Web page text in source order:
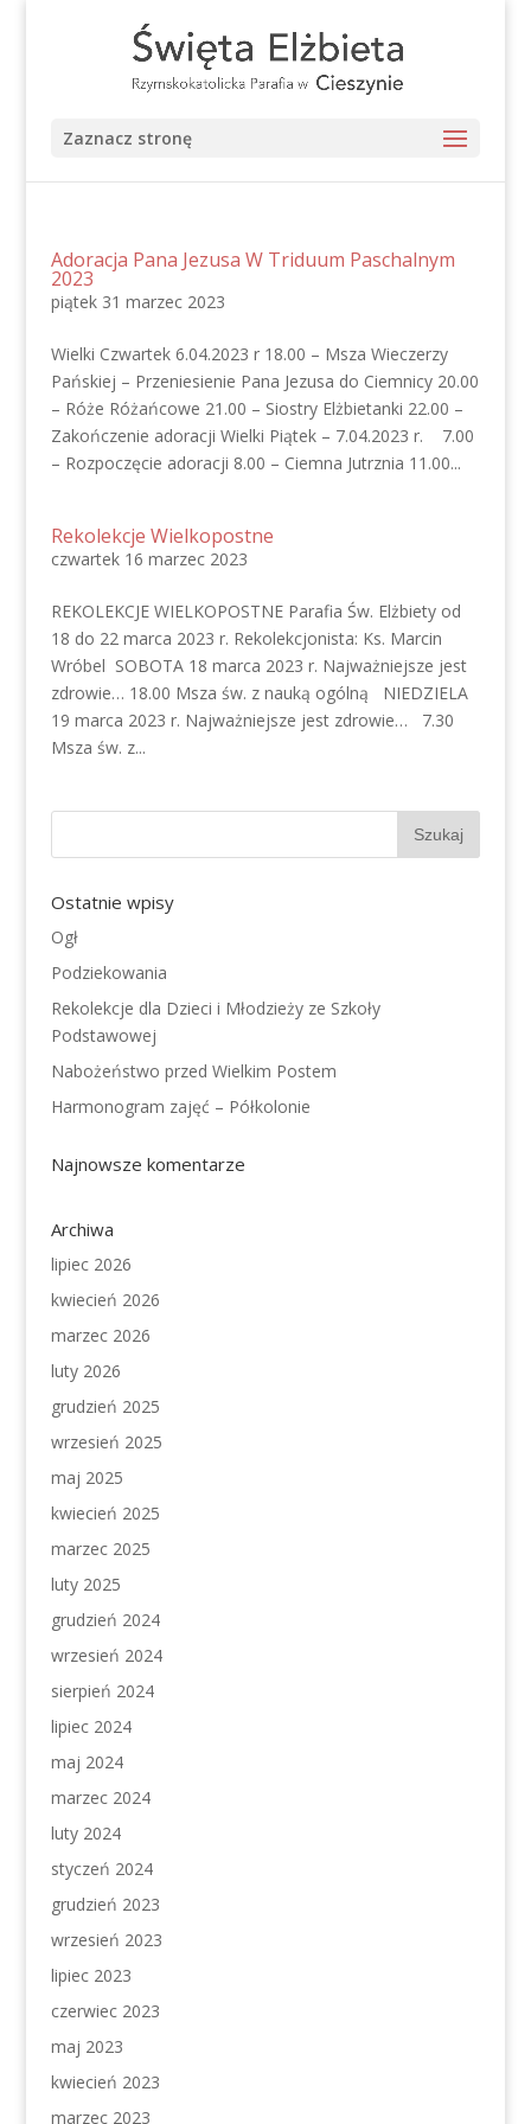
Zaznacz stronę
Adoracja Pana Jezusa W Triduum Paschalnym
2023
piątek 31 marzec 2023
Wielki Czwartek 6.04.2023 r 18.00 – Msza Wieczerzy
Pańskiej – Przeniesienie Pana Jezusa do Ciemnicy 20.00
– Róże Różańcowe 21.00 – Siostry Elżbietanki 22.00 –
Zakończenie adoracji Wielki Piątek – 7.04.2023 r. 7.00
– Rozpoczęcie adoracji 8.00 – Ciemna Jutrznia 11.00...
Rekolekcje Wielkopostne
czwartek 16 marzec 2023
REKOLEKCJE WIELKOPOSTNE Parafia Św. Elżbiety od
18 do 22 marca 2023 r. Rekolekcjonista: Ks. Marcin
Wróbel SOBOTA 18 marca 2023 r. Najważniejsze jest
zdrowie… 18.00 Msza św. z nauką ogólną NIEDZIELA
19 marca 2023 r. Najważniejsze jest zdrowie… 7.30
Msza św. z...
Ostatnie wpisy
Ogł
Podziekowania
Rekolekcje dla Dzieci i Młodzieży ze Szkoły
Podstawowej
Nabożeństwo przed Wielkim Postem
Harmonogram zajęć – Półkolonie
Najnowsze komentarze
Archiwa
lipiec 2026
kwiecień 2026
marzec 2026
luty 2026
grudzień 2025
wrzesień 2025
maj 2025
kwiecień 2025
marzec 2025
luty 2025
grudzień 2024
wrzesień 2024
sierpień 2024
lipiec 2024
maj 2024
marzec 2024
luty 2024
styczeń 2024
grudzień 2023
wrzesień 2023
lipiec 2023
czerwiec 2023
maj 2023
kwiecień 2023
marzec 2023